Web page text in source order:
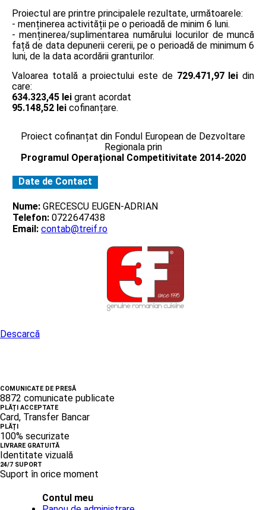
Proiectul are printre principalele rezultate, următoarele:
- menținerea activității pe o perioadă de minim 6 luni.
- menținerea/suplimentarea numărului locurilor de muncă
față de data depunerii cererii, pe o perioadă de minimum 6
luni, de la data acordării granturilor.
Valoarea totală a proiectului este de 729.471,97 lei din
care:
634.323,45 lei grant acordat
95.148,52 lei cofinanțare.
Proiect cofinanțat din Fondul European de Dezvoltare
Regionala prin
Programul Operațional Competitivitate 2014-2020
Date de Contact
Nume: GRECESCU EUGEN-ADRIAN
Telefon: 0722647438
Email: contab@treif.ro
Descarcă
COMUNICATE DE PRESĂ
8872 comunicate publicate
PLĂȚI ACCEPTATE
Card, Transfer Bancar
PLĂȚI
100% securizate
LIVRARE GRATUITĂ
Identitate vizuală
24/7 SUPORT
Suport în orice moment
Contul meu